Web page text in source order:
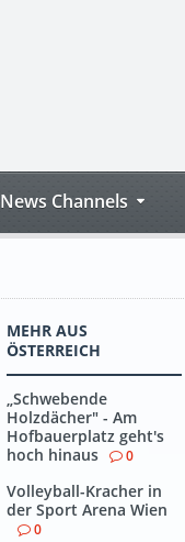
News Channels
MEHR AUS
ÖSTERREICH
„Schwebende
Holzdächer" - Am
Hofbauerplatz geht's
hoch hinaus
0
Volleyball-Kracher in
der Sport Arena Wien
0